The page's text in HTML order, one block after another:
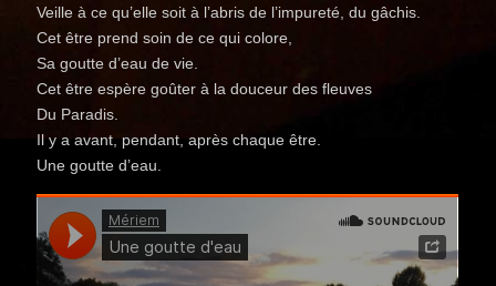
Veille à ce qu’elle soit à l’abris de l’impureté, du gâchis.
Cet être prend soin de ce qui colore,
Sa goutte d’eau de vie.
Cet être espère goûter à la douceur des fleuves
Du Paradis.
Il y a avant, pendant, après chaque être.
Une goutte d’eau.